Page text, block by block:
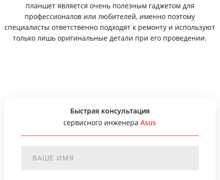
планшет является очень полезным гаджетом для
профессионалов или любителей, именно поэтому
специалисты ответственно подходят к ремонту и используют
только лишь оригинальные детали при его проведении.
Быстрая консультация
сервисного инженераAsus